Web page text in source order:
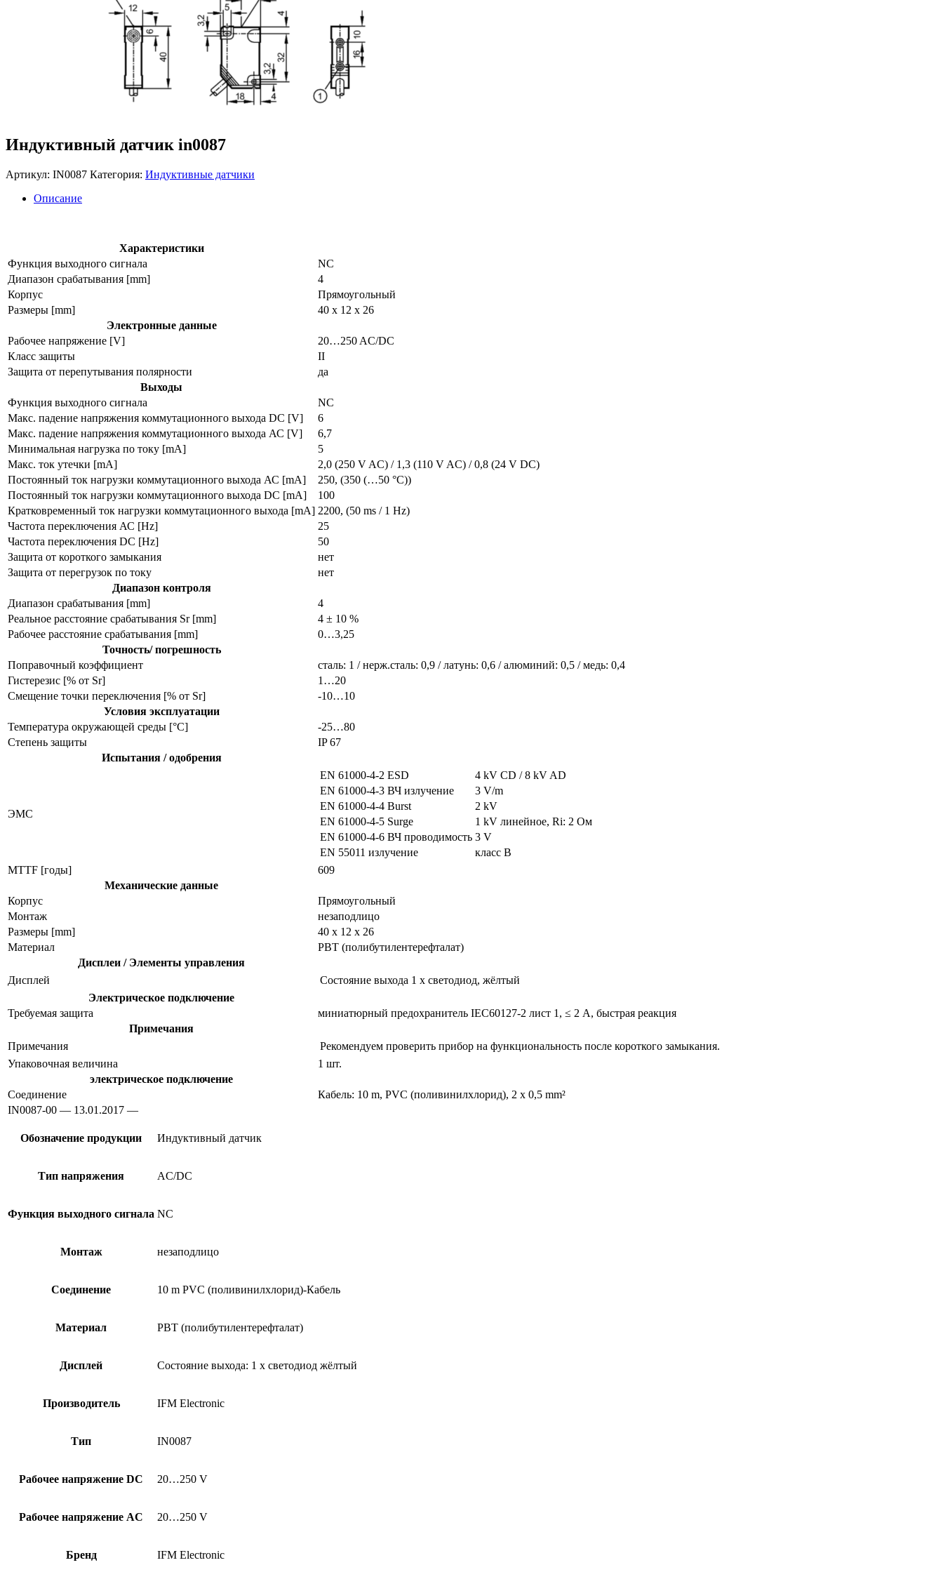
Индуктивный датчик in0087
Артикул: IN0087 Категория: Индуктивные датчики
Описание
Характеристики
Функция выходного сигнала
NC
Диапазон срабатывания [mm]
4
Корпус
Прямоугольный
Размеры [mm]
40 x 12 x 26
Электронные данные
Рабочее напряжение [V]
20…250 AC/DC
Класс защиты
II
Защита от перепутывания полярности
да
Выходы
Функция выходного сигнала
NC
Макс. падение напряжения коммутационного выхода DC [V]
6
Макс. падение напряжения коммутационного выхода АС [V]
6,7
Минимальная нагрузка по току [mA]
5
Макс. ток утечки [mA]
2,0 (250 V AC) / 1,3 (110 V AC) / 0,8 (24 V DC)
Постоянный ток нагрузки коммутационного выхода АС [mA]
250, (350 (…50 °C))
Постоянный ток нагрузки коммутационного выхода DC [mA]
100
Кратковременный ток нагрузки коммутационного выхода [mA] 2200, (50 ms / 1 Hz)
Частота переключения АС [Hz]
25
Частота переключения DC [Hz]
50
Защита от короткого замыкания
нет
Защита от перегрузок по току
нет
Диапазон контроля
Диапазон срабатывания [mm]
4
Реальное расстояние срабатывания Sr [mm]
4 ± 10 %
Рабочее расстояние срабатывания [mm]
0…3,25
Точность/ погрешность
Поправочный коэффициент
сталь: 1 / нерж.сталь: 0,9 / латунь: 0,6 / алюминий: 0,5 / медь: 0,4
Гистерезис [% от Sr]
1…20
Смещение точки переключения [% от Sr]
-10…10
Условия эксплуатации
Температура окружающей среды [°C]
-25…80
Степень защиты
IP 67
Испытания / одобрения
ЭMC
EN 61000-4-2 ESD
4 kV CD / 8 kV AD
EN 61000-4-3 ВЧ излучение
3 V/m
EN 61000-4-4 Burst
2 kV
EN 61000-4-5 Surge
1 kV линейное, Ri: 2 Ом
EN 61000-4-6 ВЧ проводимость 3 V
EN 55011 излучение
класс B
MTTF [годы]
609
Механические данные
Корпус
Прямоугольный
Монтаж
незаподлицо
Размеры [mm]
40 x 12 x 26
Материал
PBT (полибутилентерефталат)
Дисплеи / Элементы управления
Дисплей
Состояние выхода 1 x светодиод, жёлтый
Электрическое подключение
Требуемая защита
миниатюрный предохранитель IEC60127-2 лист 1, ≤ 2 A, быстрая реакция
Примечания
Примечания
Рекомендуем проверить прибор на функциональность после короткого замыкания.
Упаковочная величина
1 шт.
электрическое подключение
Соединение
Кабель: 10 m, PVC (поливинилхлорид), 2 x 0,5 mm²
IN0087-00 — 13.01.2017 —
Обозначение продукции Индуктивный датчик
Тип напряжения AC/DC
Функция выходного сигнала NC
Монтаж незаподлицо
Соединение 10 m PVC (поливинилхлорид)-Кабель
Материал PBT (полибутилентерефталат)
Дисплей Состояние выхода: 1 x светодиод жёлтый
Производитель IFM Electronic
Тип IN0087
Рабочее напряжение DC 20…250 V
Рабочее напряжение AC 20…250 V
Бренд IFM Electronic